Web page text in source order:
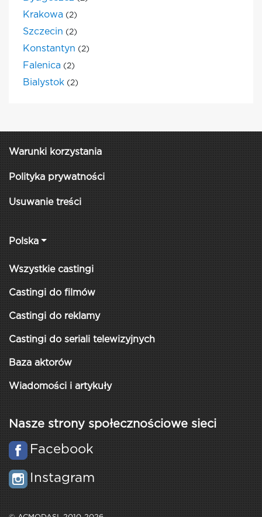
Krakowa (2)
Szczecin (2)
Konstantyn (2)
Falenica (2)
Bialystok (2)
Warunki korzystania
Polityka prywatności
Usuwanie treści
Polska
Wszystkie castingi
Castingi do filmów
Castingi do reklamy
Castingi do seriali telewizyjnych
Baza aktorów
Wiadomości i artykuły
Nasze strony społecznościowe sieci
Facebook
Instagram